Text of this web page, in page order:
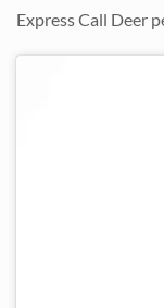
Express Call Deer